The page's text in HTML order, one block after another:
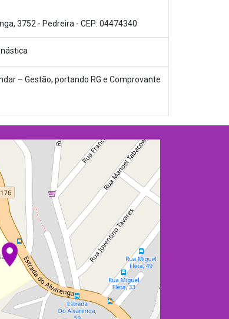
3752 - Pedreira - CEP: 04474340
– Gestão, portando RG e Comprovante